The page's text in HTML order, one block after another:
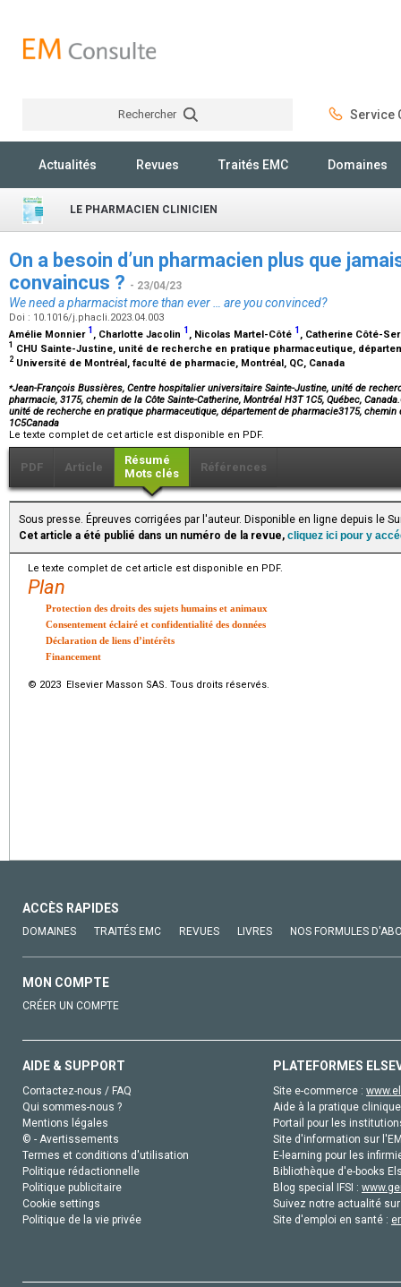
Rechercher Service
Actualités Revues Traités EMC Domaines
LE PHARMACIEN CLINICIEN
On a besoin d’un pharmacien plus que
convaincus ? - 23/04/23
We need a pharmacist more than ever … are you convinced?
Doi : 10.1016/j.phacli.2023.04.003
Amélie Monnier 1 , Charlotte Jacolin 1 , Nicolas Martel-Côté 1 , Catherine Côté-
1 CHU Sainte-Justine, unité de recherche en pratique pharmaceutique,
2 Université de Montréal, faculté de pharmacie, Montréal, QC, Canada
⁎Jean-François Bussières, Centre hospitalier universitaire Sainte-Justine, unité de
pharmacie, 3175, chemin de la Côte Sainte-Catherine, Montréal H3T 1C5, Québec,
unité de recherche en pratique pharmaceutique, département de pharmacie3175, chemin
1C5Canada
Le texte complet de cet article est disponible en PDF.
PDF Article
Résumé
Mots clés
Références
Sous presse. Épreuves corrigées par l'auteur. Disponible en ligne depuis le
Cet article a été publié dans un numéro de la revue, cliquez ici pour y
Le texte complet de cet article est disponible en PDF.
Plan
Protection des droits des sujets humains et animaux
Consentement éclairé et confidentialité des données
Déclaration de liens d’intérêts
Financement
© 2023 Elsevier Masson SAS. Tous droits réservés.
ACCÈS RAPIDES
DOMAINES TRAITÉS EMC REVUES LIVRES NOS FORMULES
MON COMPTE
CRÉER UN COMPTE
AIDE & SUPPORT
Contactez-nous / FAQ
Qui sommes-nous ?
Mentions légales
© - Avertissements
Termes et conditions d'utilisation
Politique rédactionnelle
Politique publicitaire
Cookie settings
Politique de la vie privée
PLATEFORMES
Site e-commerce :
Aide à la pratique
Portail pour les
Site d'information sur
E-learning pour les
Bibliothèque d'e-books
Blog special IFSI :
Suivez notre actualité
Site d'emploi en santé :